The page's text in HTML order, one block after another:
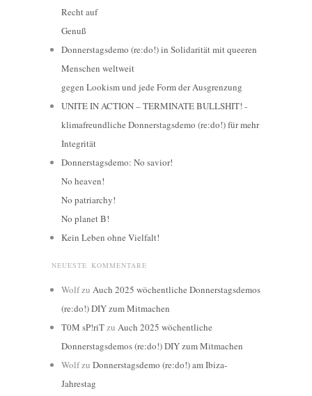
Recht auf
Genuß
Donnerstagsdemo (re:do!) in Solidarität mit queeren
Menschen weltweit
gegen Lookism und jede Form der Ausgrenzung
UNITE IN ACTION – TERMINATE BULLSHIT! -
klimafreundliche Donnerstagsdemo (re:do!) für mehr
Integrität
Donnerstagsdemo: No savior!
No heaven!
No patriarchy!
No planet B!
Kein Leben ohne Vielfalt!
NEUESTE KOMMENTARE
Wolfzu Auch 2025 wöchentliche Donnerstagsdemos
(re:do!) DIY zum Mitmachen
T0M sP!riTzu Auch 2025 wöchentliche
Donnerstagsdemos (re:do!) DIY zum Mitmachen
Wolfzu Donnerstagsdemo (re:do!) am Ibiza-
Jahrestag